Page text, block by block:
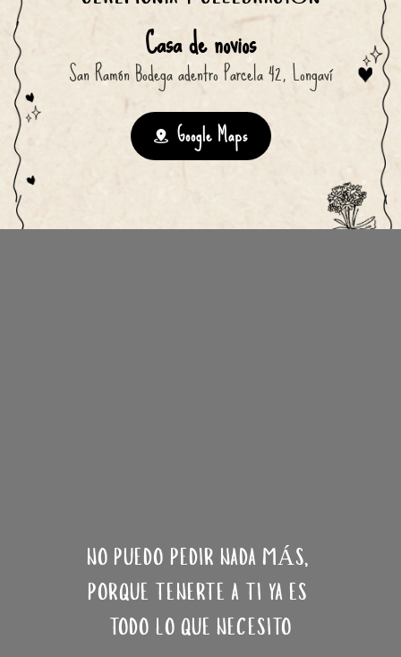
Casa de novios
San Ramón Bodega adentro Parcela 42, Longaví
Google Maps
NO PUEDO PEDIR NADA MÁS,
PORQUE TENERTE A TI YA ES
TODO LO QUE NECESITO